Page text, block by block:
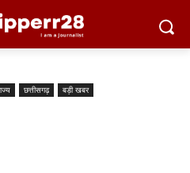
छत्तीसगढ़ बड़ी खबर